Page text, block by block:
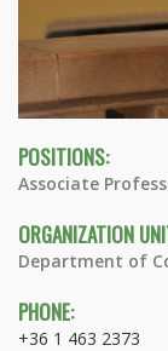
POSITIONS:
Associate
ORGANIZATION
Department of
PHONE:
+36 1 463 2373